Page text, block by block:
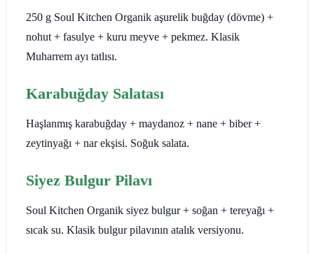
250 g Soul Kitchen Organik aşurelik buğday (dövme) +
nohut + fasulye + kuru meyve + pekmez. Klasik
Muharrem ayı tatlısı.
Karabuğday Salatası
Haşlanmış karabuğday + maydanoz + nane + biber +
zeytinyağı + nar ekşisi. Soğuk salata.
Siyez Bulgur Pilavı
Soul Kitchen Organik siyez bulgur + soğan + tereyağı +
sıcak su. Klasik bulgur pilavının atalık versiyonu.